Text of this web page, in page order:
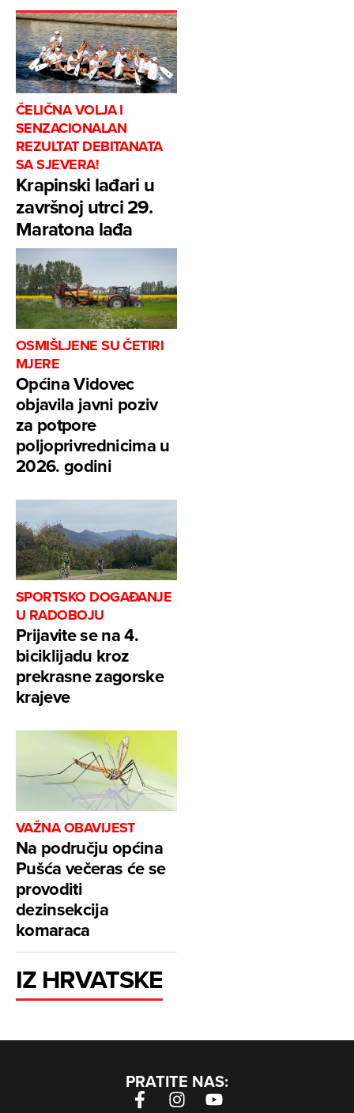
ČELIČNA VOLJA I
SENZACIONALAN
REZULTAT DEBITANATA
SA SJEVERA!
Krapinski lađari u
završnoj utrci 29.
Maratona lađa
OSMIŠLJENE SU ČETIRI
MJERE
Općina Vidovec
objavila javni poziv
za potpore
poljoprivrednicima u
2026. godini
SPORTSKO DOGAĐANJE
U RADOBOJU
Prijavite se na 4.
biciklijadu kroz
prekrasne zagorske
krajeve
VAŽNA OBAVIJEST
Na području općina
Pušća večeras će se
provoditi
dezinsekcija
komaraca
IZ HRVATSKE
PRATITE NAS: